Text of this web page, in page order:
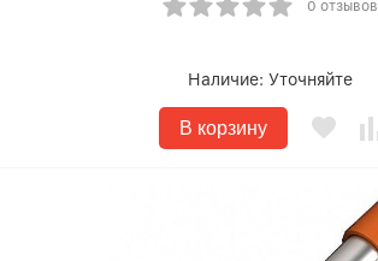
0 отзывов
Наличие: Уточняйте
В корзину